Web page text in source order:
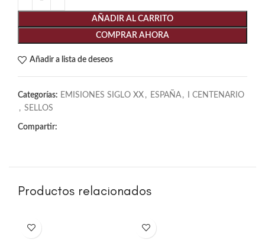
AÑADIR AL CARRITO
COMPRAR AHORA
Añadir a lista de deseos
Categorías: EMISIONES SIGLO XX , ESPAÑA ,
I CENTENARIO
, SELLOS
Compartir:
Productos relacionados